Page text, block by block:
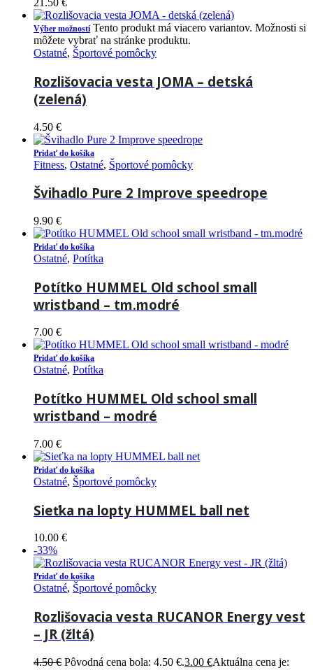
21.50 €
Výber možností Tento produkt má viacero variantov. Možnosti si
môžete vybrať na stránke produktu.
Ostatné, Športové pomôcky
Rozlišovacia vesta JOMA – detská
(zelená)
4.50 €
Pridať do košíka
Fitness, Ostatné, Športové pomôcky
Švihadlo Pure 2 Improve speedrope
9.90 €
Pridať do košíka
Ostatné, Potítka
Potítko HUMMEL Old school small
wristband – tm.modré
7.00 €
Pridať do košíka
Ostatné, Potítka
Potítko HUMMEL Old school small
wristband – modré
7.00 €
Pridať do košíka
Ostatné, Športové pomôcky
Sieťka na lopty HUMMEL ball net
10.00 €
-33%
Pridať do košíka
Ostatné, Športové pomôcky
Rozlišovacia vesta RUCANOR Energy vest
– JR (žltá)
4.50€ Pôvodná cena bola: 4.50 €.3.00 €Aktuálna cena je: